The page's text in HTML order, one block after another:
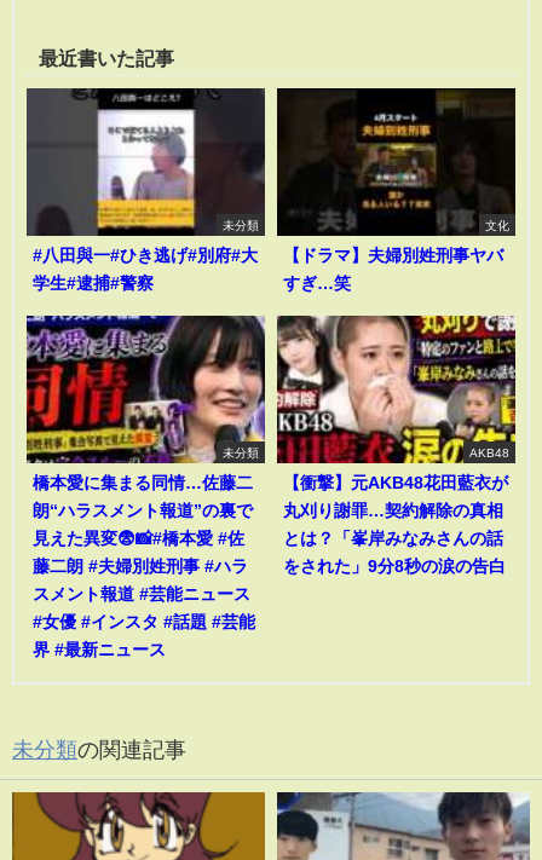
最近書いた記事
未分類
#八田與一#ひき逃げ#別府#大
学生#逮捕#警察
文化
【ドラマ】夫婦別姓刑事ヤバ
すぎ…笑
未分類
橋本愛に集まる同情…佐藤二
朗“ハラスメント報道”の裏で
見えた異変😨📸#橋本愛 #佐
藤二朗 #夫婦別姓刑事 #ハラ
スメント報道 #芸能ニュース
#女優 #インスタ #話題 #芸能
界 #最新ニュース
AKB48
【衝撃】元AKB48花田藍衣が
丸刈り謝罪…契約解除の真相
とは？「峯岸みなみさんの話
をされた」9分8秒の涙の告白
未分類の関連記事